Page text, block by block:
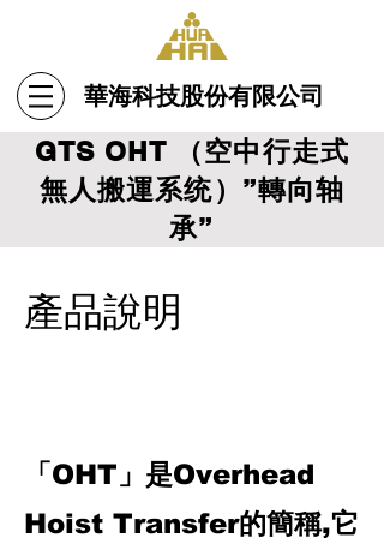
華海科技股份有限公司
GTS OHT （空中行走式
無人搬運系统）”轉向轴
承”
產品說明
「OHT」是Overhead
Hoist Transfer的簡稱,它